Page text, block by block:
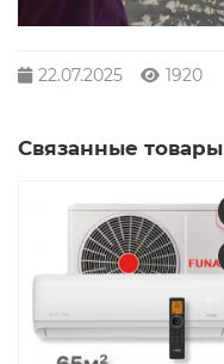
22.07.2025 1920
Связанные товары